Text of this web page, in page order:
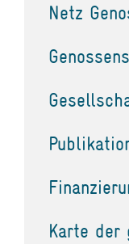
Netz
Karte der